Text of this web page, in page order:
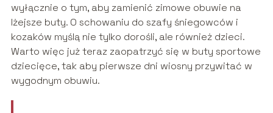
wyłącznie o tym, aby zamienić zimowe obuwie na
lżejsze buty. O schowaniu do szafy śniegowców i
kozaków myślą nie tylko dorośli, ale również dzieci.
Warto więc już teraz zaopatrzyć się w buty sportowe
dziecięce, tak aby pierwsze dni wiosny przywitać w
wygodnym obuwiu.